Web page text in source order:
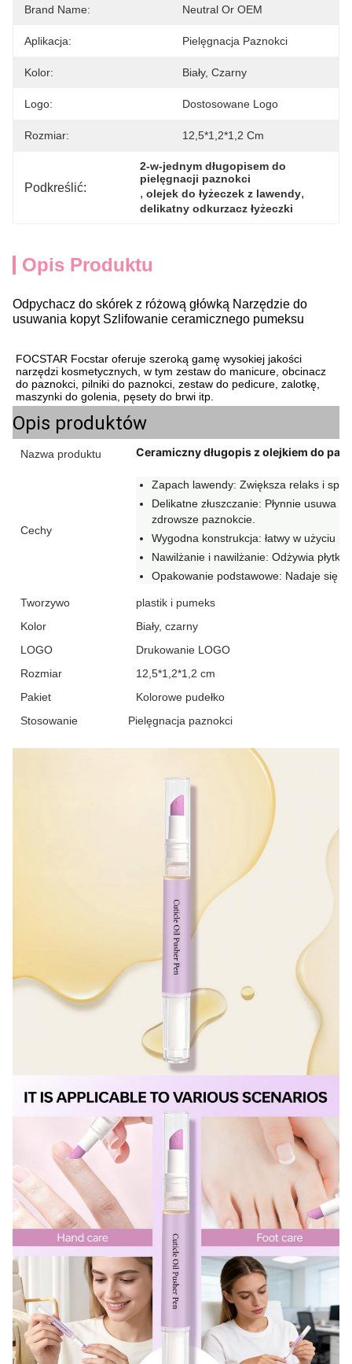
Brand Name: Neutral Or OEM
Aplikacja: Pielęgnacja Paznokci
Kolor: Biały, Czarny
Logo: Dostosowane Logo
Rozmiar: 12,5*1,2*1,2 Cm
Podkreślić:
2-w-jednym długopisem do
pielęgnacji paznokci
, olejek do łyżeczek z lawendy,
delikatny odkurzacz łyżeczki
Opis Produktu
Odpychacz do skórek z różową główką Narzędzie do
usuwania kopyt Szlifowanie ceramicznego pumeksu
FOCSTAR Focstar oferuje szeroką gamę wysokiej jakości
narzędzi kosmetycznych, w tym zestaw do manicure, obcinacz
do paznokci, pilniki do paznokci, zestaw do pedicure, zalotkę,
maszynki do golenia, pęsety do brwi itp.
Opis produktów
Nazwa produktu Ceramiczny długopis z olejkiem do
Cechy
Zapach lawendy: Zwiększa relaks i
Delikatne złuszczanie: Płynnie usuwa
zdrowsze paznokcie.
Wygodna konstrukcja: łatwy w użyciu
Nawilżanie i nawilżanie: Odżywia
Opakowanie podstawowe: Nadaje się
Tworzywo
plastik i pumeks
Kolor
Biały, czarny
LOGO
Drukowanie LOGO
Rozmiar
12,5*1,2*1,2 cm
Pakiet
Kolorowe pudełko
Stosowanie
Pielęgnacja paznokci